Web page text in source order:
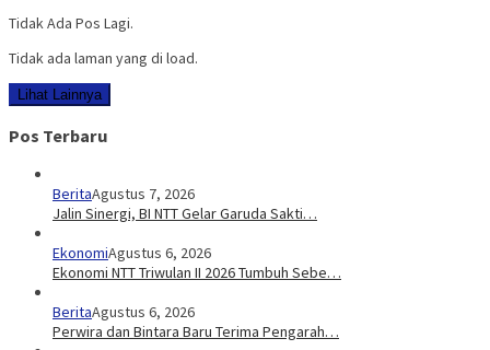
Tidak Ada Pos Lagi.
Tidak ada laman yang di load.
Lihat Lainnya
Pos Terbaru
BeritaAgustus 7, 2026
Jalin Sinergi, BI NTT Gelar Garuda Sakti…
EkonomiAgustus 6, 2026
Ekonomi NTT Triwulan II 2026 Tumbuh Sebe…
BeritaAgustus 6, 2026
Perwira dan Bintara Baru Terima Pengarah…